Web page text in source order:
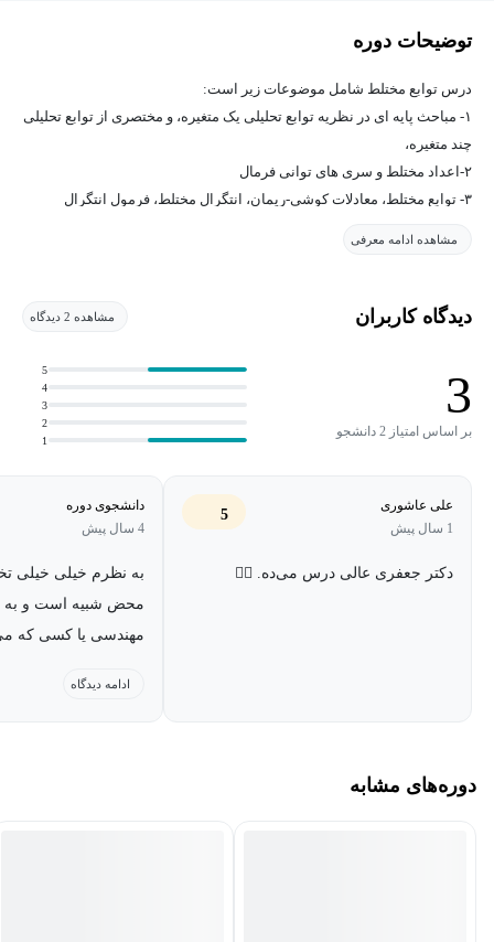
توضیحات دوره
درس توابع مختلط شامل موضوعات زیر است:
۱- مباحث پایه ای در نظریه توابع تحلیلی یک متغیره، و مختصری از توابع تحلیلی
چند متغیره،
۲-اعداد مختلط و سری های توانی فرمال
۳- توابع مختلط، معادلات کوشی-ریمان، انتگرال مختلط، فرمول انتگرال
است.
Elementary theory of analytic functions with one and several variables از
Henri Cartan
مشاهده ادامه معرفی
دیدگاه کاربران مشاهده 2 دیدگاه
3
بر اساس امتیاز 2 دانشجو
1
2
3
4
5
علی عاشوری
1 سال پیش
5
دکتر جعفری عالی درس می‌ده. 👌🏼
دانشجوی دوره
4 سال پیش
به نظرم خیلی خیلی
محض شبیه است و به
مهندسی یا کسی که
ادامه دیدگاه
دوره‌های مشابه